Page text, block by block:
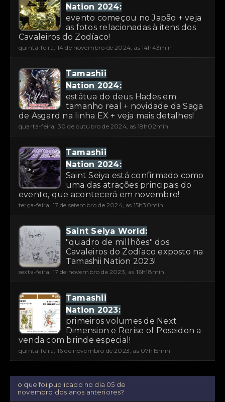
Nation 2024:
evento começou no Japão + veja
as fotos relacionadas à itens dos
Cavaleiros do Zodíaco!
quinta-feira, 14 de novembro de 2024, as 14h43min
Tamashii
Nation 2024:
estátua do deus Hades em
tamanho real + novidade da Saga
de Asgard na linha EX + veja mais detalhes!
quarta-feira, 30 de outubro de 2024, as 18h02min
Tamashii
Nation 2024:
Saint Seiya está confirmado como
uma das atrações principais do
evento, que acontecerá em novembro!
terça-feira, 17 de setembro de 2024, as 15h30min
Saint Seiya World:
"quadro de millhões" dos
Cavaleiros do Zodíaco exposto na
Tamashii Nation 2023!
sexta-feira, 17 de novembro de 2023, as 16h18min
Tamashii
Nation 2023:
primeiros volumes de Next
Dimension e Rerise of Poseidon a
venda com brinde especial!
quinta-feira, 16 de novembro de 2023, as 07h15min
o que foi publicado no dia 05 de
novembro dos anos anteriores?